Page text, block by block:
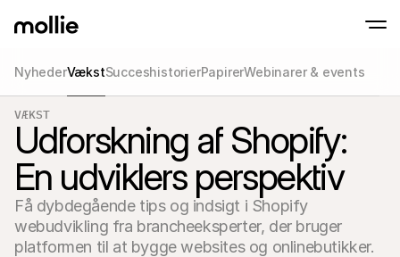
Tap to Pay på iPhone
Accepter kontaktløse betalinger direkte
Lær mere
Online betalinger
Accepter og
onlinebetalinger
Fysiske betalinger
Tag imod betalinger
terminaler og
Checkout
Tilbyd et checkout
konvertering
NyhederVækstSucceshistorierPapirerWebinarer & events
VÆKST
Udforskning af Shopify:
En udviklers perspektiv
Få dybdegående tips og indsigt i Shopify
webudvikling fra brancheeksperter, der bruger
platformen til at bygge websites og onlinebutikker.